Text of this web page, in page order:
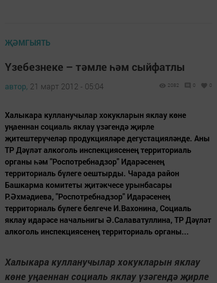
ҖӘМГЫЯТЬ
Үзебезнеке – тәмле һәм сыйфатлы
автор, 21 март 2012 - 05:04 2082 0 0
Халыкара кулланучылар хокукларын яклау көне
уңаеннан социаль яклау үзәгендә җирле
җитештерүчеләр продукцияләре дегустацияләнде. Аны
ТР Дәүләт алкоголь инспекциясенең территориаль
органы һәм "Роспотребнадзор" Идарәсенең
территориаль бүлеге оештырды. Чарада район
Башкарма комитеты җитәкчесе урынбасары
Р.Әхмәдиева, "Роспотребнадзор" Идарәсенең
территориаль бүлеге белгече И.Вахонина, Социаль
яклау идарәсе начальнигы Ә.Салаватуллина, ТР Дәүләт
алкоголь инспекциясенең территориаль органы...
Халыкара кулланучылар хокукларын яклау
көне уңаеннан социаль яклау үзәгендә җирле